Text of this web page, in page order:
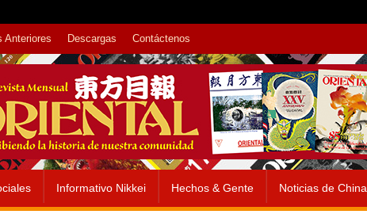
Anteriores Descargas Contáctenos
Informativo Nikkei Hechos & Gente Noticias de China